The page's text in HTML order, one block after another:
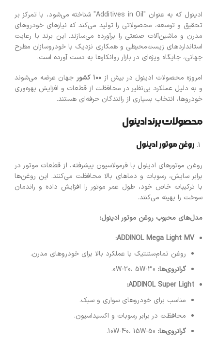
ادینول که به عنوان "Additives in Oil" شناخته می‌شود، با تمرکز بر
تحقیق و توسعه، محصولاتی را تولید می‌کند که نیازهای خودروهای
مدرن و ماشین‌آلات صنعتی را برآورده می‌سازند. این برند با رعایت
استانداردهای زیست‌محیطی و همکاری نزدیک با خودروسازان مطرح
جهانی، جایگاه ویژه‌ای در بازار روانکارها به دست آورده است.
امروزه محصولات ادینول در بیش از ۱۰۰ کشور جهان عرضه می‌شوند
و به دلیل عملکرد بی‌نظیر در محافظت از قطعات و افزایش بهره‌وری
خودروها، انتخاب بسیاری از رانندگان حرفه‌ای هستند.
محصولات برند ادینول
روغن موتور ادینول
روغن موتورهای ادینول با فرمولاسیون پیشرفته، از قطعات موتور در
برابر سایش، رسوبات و دماهای بالا محافظت می‌کنند. این روغن‌ها
با ترکیبات خاص خود، طول عمر موتور را افزایش داده و راندمان
سوخت را بهینه می‌کنند.
مدل‌های محبوب روغن موتور ادینول:
ADDINOL Mega Light MV:
روغن تمام‌سنتتیک با عملکرد بالا برای خودروهای مدرن.
گرانروی‌ها:
ADDINOL Super Light:
مناسب برای خودروهای سواری و سبک.
محافظت در برابر رسوبات و اکسیداسیون.
گرانروی‌ها: